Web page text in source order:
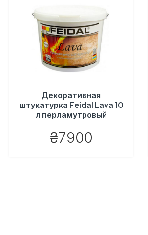
Декоративная
штукатурка Feidal Lava 10
л перламутровый
₴7900